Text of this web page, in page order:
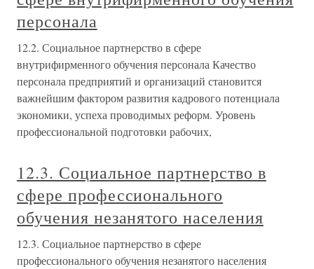
персонала
12.2. Социальное партнерство в сфере
внутрифирменного обучения персонала Качество
персонала предприятий и организаций становится
важнейшим фактором развития кадрового потенциала
экономики, успеха проводимых реформ. Уровень
профессиональной подготовки рабочих,
12.3. Социальное партнерство в
сфере профессионального
обучения незанятого населения
12.3. Социальное партнерство в сфере
профессионального обучения незанятого населения